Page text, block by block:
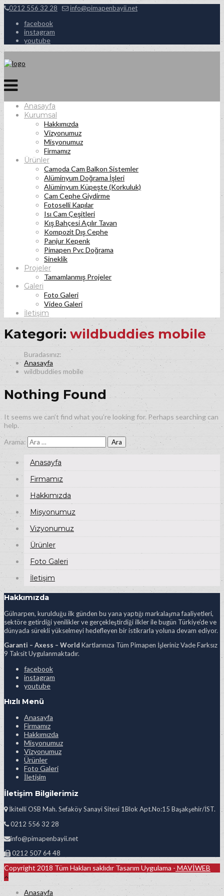
0212 556 32 28 info@pimapenbayii.net
facebook
instagram
youtube
Anasayfa
Kurumsal
Hakkımızda
Vizyonumuz
Misyonumuz
Firmamız
Ürünler
Camoda Cam Balkon Sistemler
Alüminyum Doğrama İşleri
Alüminyum Küpeşte (Korkuluk)
Cam Cephe Giydirme
Fotoselli Kapılar
Isı Cam Çeşitleri
Kış Bahçesi Açılır Tavan
Kompozit Dış Cephe
Panjur Kepenk
Pimapen Pvc Doğrama
Sineklik
Projeler
Tamamlanmış Projeler
Galeri
Foto Galeri
Video Galeri
İletişim
Kategori: wildbuddies mobile
Anasayfa
wildbuddies mobile
Nothing Found
It seems we can’t find what you’re looking for. Perhaps searching can
help.
Arama:
Anasayfa
Firmamız
Hakkımızda
Misyonumuz
Vizyonumuz
Ürünler
Foto Galeri
İletişim
Hakkımızda
Gülnarpen, kurulduğu ilk günden bu yana yaptığı markalaşma faaliyetleri,
sektöre getirdiği yenilikler ve gerçekleştirdiği ilkler ile bugün Türkiye’de ve
dünyada sürekli yükselmeyi hedefleyen bir istikrarla yoluna devam ediyor.
Garanti – Axess – World Kartlarınıza Tüm Pimapen İşleriniz Vade Farksız
9 Taksit Uygulanmaktadır.
facebook
instagram
youtube
Hızlı Menü
Anasayfa
Firmamız
Hakkımızda
Misyonumuz
Vizyonumuz
Ürünler
Foto Galeri
İletişim
İletişim Bilgilerimiz
İkitelli OSB Mah. Sefaköy Sanayi Sitesi 1Blok Apt.No:15 Başakşehir/İST.
0212 556 32 28
info@pimapenbayii.net
0212 507 64 48
Copyright 2018 Tüm Hakları saklıdır Tasarım Uygulama - MAVİWEB
Anasayfa